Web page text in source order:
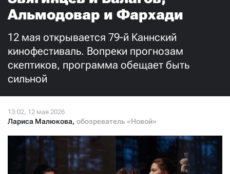
Альмодовар и Фархади
12 мая открывается 79-й Каннский
кинофестиваль. Вопреки прогнозам
скептиков, программа обещает быть
сильной
Лариса Малюкова, обозреватель «Новой»
Ежемесячно Разово
3000 1000
я принимаю условия и подтверждаю свое гражданство РФ
СТАТЬ СОУЧАСТНИКОМ
ПОДЕЛИТЬСЯ С ДРУЗЬЯМИ